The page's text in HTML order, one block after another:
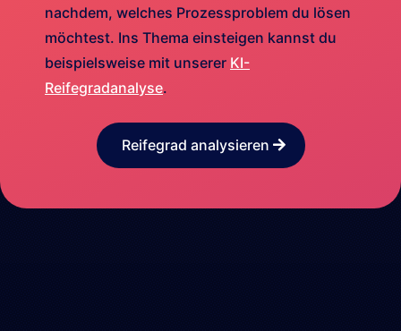
nachdem, welches Prozessproblem du lösen
möchtest. Ins Thema einsteigen kannst du
beispielsweise mit unserer KI-
Reifegradanalyse.
Reifegrad analysieren